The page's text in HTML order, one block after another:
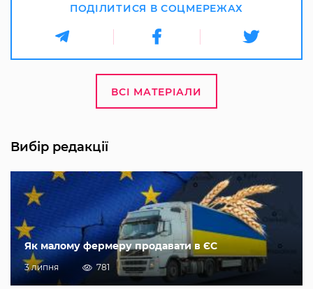
ПОДІЛИТИСЯ В СОЦМЕРЕЖАХ
ВСІ МАТЕРІАЛИ
Вибір редакції
Як малому фермеру продавати в ЄС
3 липня 781